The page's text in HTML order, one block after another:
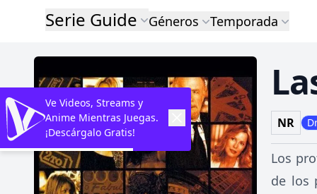
Serie Guide Géneros Temporada
NR
Los
de los
Ve Videos, Streams y
Anime Mientras Juegas.
¡Descárgalo Gratis!